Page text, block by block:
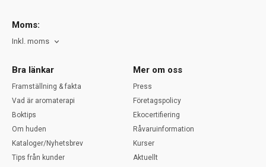
Moms:
Inkl. moms
Bra länkar
Framställning & fakta
Vad är aromaterapi
Boktips
Om huden
Kataloger/Nyhetsbrev
Tips från kunder
Mer om oss
Press
Företagspolicy
Ekocertifiering
Råvaruinformation
Kurser
Aktuellt